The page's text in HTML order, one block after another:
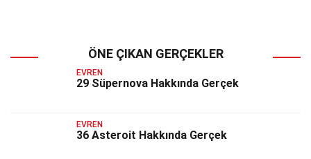
ÖNE ÇIKAN GERÇEKLER
EVREN
29 Süpernova Hakkında Gerçek
EVREN
36 Asteroit Hakkında Gerçek